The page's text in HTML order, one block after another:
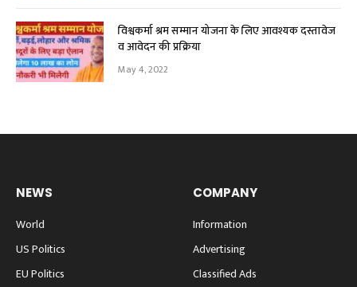
विश्वकर्मा श्रम सम्मान योजना के लिए आवश्यक दस्तावेज
व आवेदन की प्रक्रिया
May 4, 2022
NEWS
World
US Politics
EU Politics
COMPANY
Information
Advertising
Classified Ads